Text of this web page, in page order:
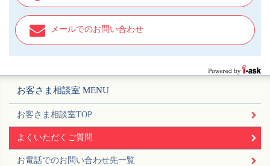
メールでのお問い合わせ
お客さま相談室 MENU
お客さま相談室TOP
よくいただくご質問
お電話でのお問い合わせ先一覧